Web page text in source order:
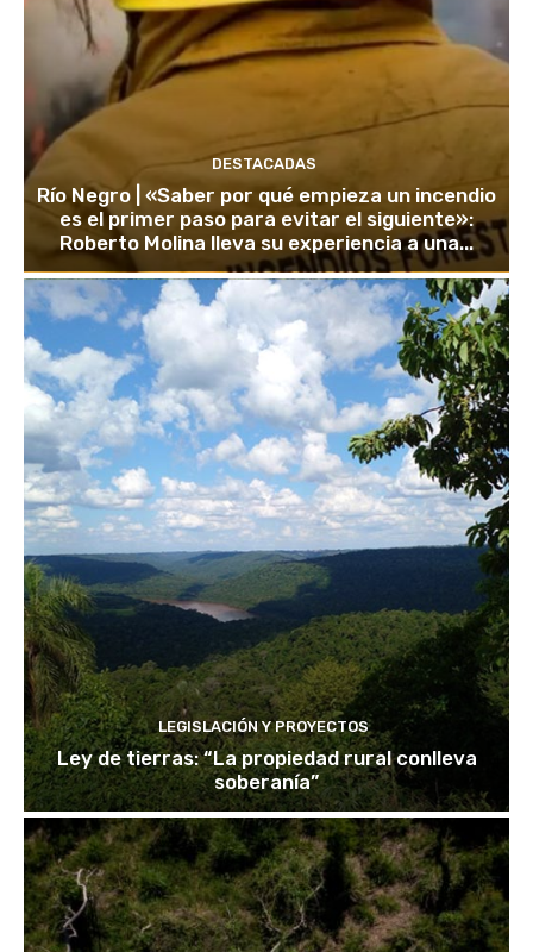
DESTACADAS
Río Negro | «Saber por qué empieza un incendio
es el primer paso para evitar el siguiente»:
Roberto Molina lleva su experiencia a una...
LEGISLACIÓN Y PROYECTOS
Ley de tierras: “La propiedad rural conlleva
soberanía”